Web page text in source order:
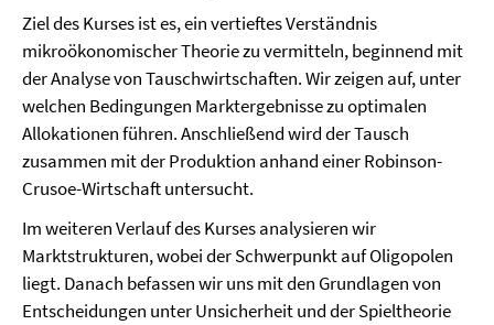
Ziel des Kurses ist es, ein vertieftes Verständnis
mikroökonomischer Theorie zu vermitteln, beginnend mit
der Analyse von Tauschwirtschaften. Wir zeigen auf, unter
welchen Bedingungen Marktergebnisse zu optimalen
Allokationen führen. Anschließend wird der Tausch
zusammen mit der Produktion anhand einer Robinson-
Crusoe-Wirtschaft untersucht.
Im weiteren Verlauf des Kurses analysieren wir
Marktstrukturen, wobei der Schwerpunkt auf Oligopolen
liegt. Danach befassen wir uns mit den Grundlagen von
Entscheidungen unter Unsicherheit und der Spieltheorie